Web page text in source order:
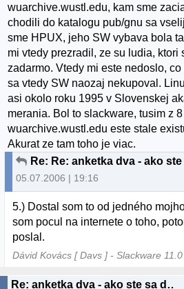
wuarchive.wustl.edu, kam sme
chodili do katalogu pub/gnu sa
sme HPUX, jeho SW vybava bola
mi vtedy prezradil, ze su ludia, ktori
zadarmo. Vtedy mi este nedoslo,
sa vtedy SW naozaj nekupoval.
asi okolo roku 1995 v Slovenskej
merania. Bol to slackware, tusim z
wuarchive.wustl.edu este stale
Akurat ze tam toho je viac.
05.07.2006 | 19:16
5.) Dostal som to od jedného
som pocul na internete o toho,
poslal.
Dávid Kovács [ Davs ] - Slackware 11.0
Re: anketka dva - ako ste sa dostali k linuxu? :)